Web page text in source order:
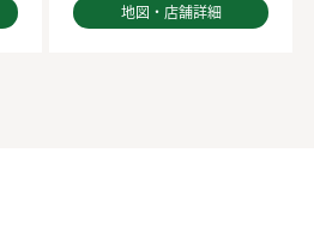
地図・店舗詳細